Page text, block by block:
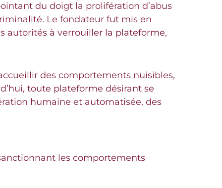
du doigt la prolifération d’abus
Le fondateur fut mis en
autorités à verrouiller la plateforme,
des comportements nuisibles,
toute plateforme désirant se
humaine et automatisée, des
les comportements